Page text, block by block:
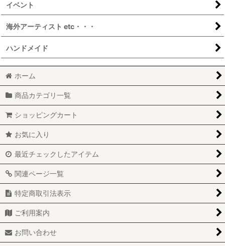
イベント
海外アーティスト etc・・・
ハンドメイド
ホーム
商品カテゴリ一覧
ショッピングカート
お気に入り
最近チェックしたアイテム
関連ページ一覧
特定商取引法表示
ご利用案内
お問い合わせ